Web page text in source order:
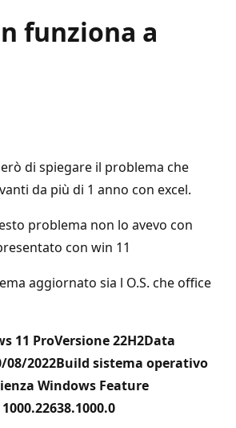
funziona a
di spiegare il problema che
da più di 1 anno con excel.
problema non lo avevo con
con win 11
aggiornato sia l O.S. che office
11 ProVersione 22H2Data
‎08/‎2022Build sistema operativo
Windows Feature